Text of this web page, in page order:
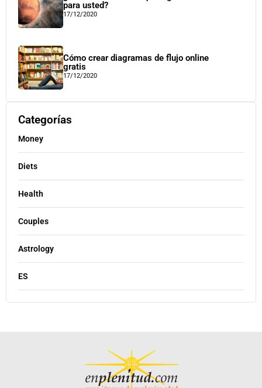
para usted?
17/12/2020
Cómo crear diagramas de flujo online
gratis
17/12/2020
Categorías
Money
Diets
Health
Couples
Astrology
ES